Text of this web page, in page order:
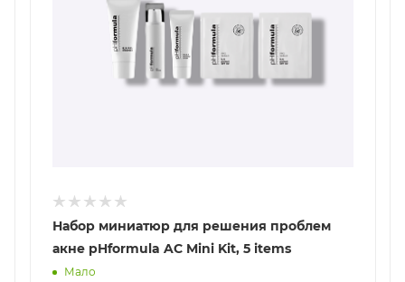
Набор миниатюр для решения проблем
акне pHformula AC Mini Kit, 5 items
Мало